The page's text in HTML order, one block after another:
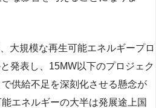
大規模な再生可能エネルギープロ
発表し、15MW以下のプロジェク
供給不足を深刻化させる懸念が
エネルギーの大半は発展途上国